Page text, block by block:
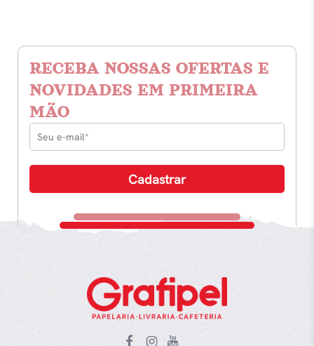
RECEBA NOSSAS OFERTAS E
NOVIDADES EM PRIMEIRA
MÃO